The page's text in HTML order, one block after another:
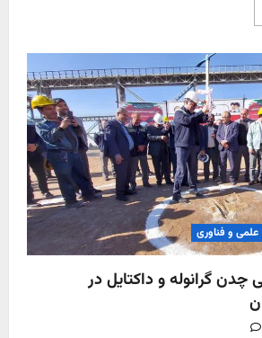
علمی و فناوری
چدن گرانوله و داکتایل در